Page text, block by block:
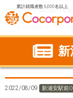
累計就職者数 6,000名以上
ココルポート(就労移行支
千葉県
浦安市 新浦安
☆スタッフ紹介☆ ～第1回
2022/08/09 新浦安駅前